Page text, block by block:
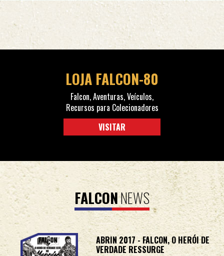
LOJA FALCON-80
Falcon, Aventuras, Veículos,
Recursos para Colecionadores
VISITAR
FALCONNEWS
ABRIN 2017 - FALCON, O HERÓI DE
VERDADE RESSURGE